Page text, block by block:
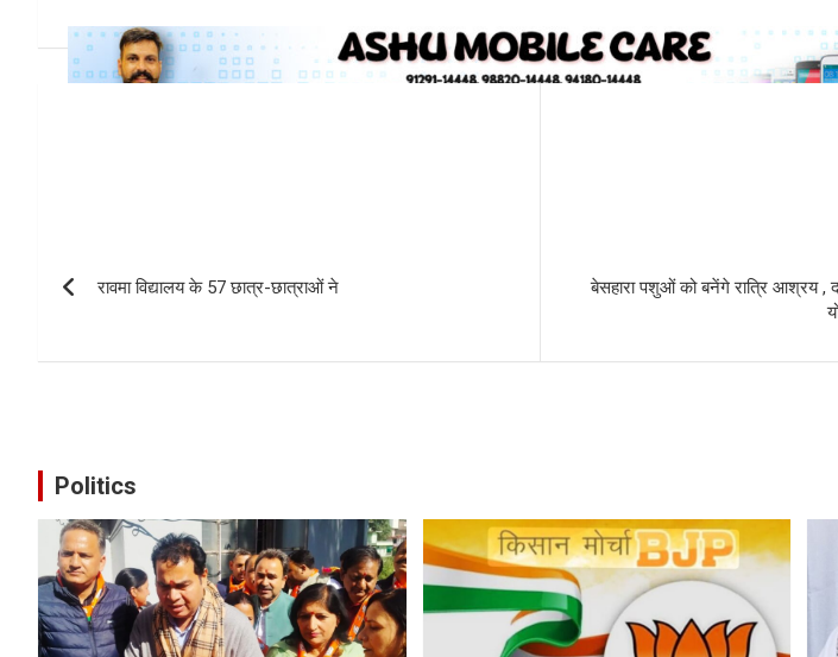
रावमा विद्यालय के 57 छात्र-छात्राओं ने
बेसहारा पशुओं को बनेंगे रात्रि आश्रय ,
Politics